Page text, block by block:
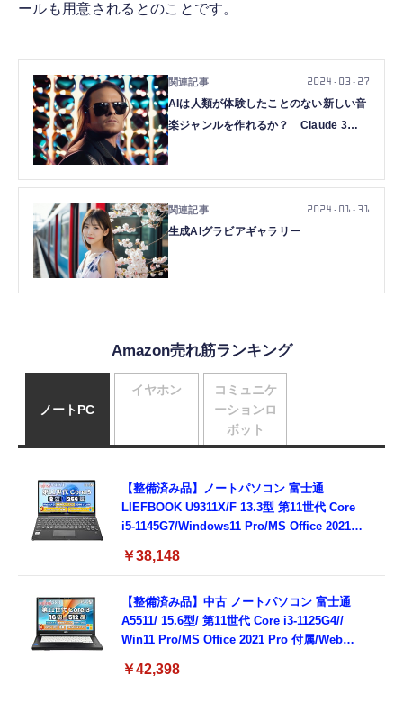
ールも用意されるとのことです。
AIは人類が体験したことのない新しい音
楽ジャンルを作れるか？ Claude 3
2024.03.27
生成AIグラビアギャラリー
2024.01.31
Amazon売れ筋ランキング
ノートPC
【整備済み品】ノートパソコン 富士通
LIEFBOOK U9311X/F 13.3型 第11世代 Core
i5-1145G7/Windows11 Pro/MS Office 2021搭
Type-C/360度回転対応/有線静音マウス付
8GB,SSD256GB)
￥38,148
【整備済み品】中古 ノートパソコン 富士通
A5511/ 15.6型/ 第11世代 Core i3-1125G4//
Win11 Pro/MS Office 2021 Pro 付属/Webカ
3.0)/ 有線静音マウス付属/ 180日保証（メモリ
￥42,398
イヤホン
コミュニケ
ーションロ
ボット